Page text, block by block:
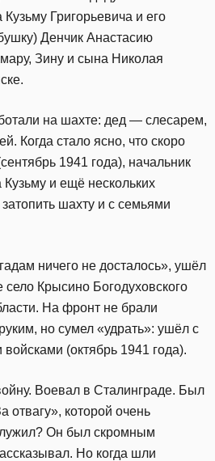
Григорьевича и его
Денчик Анастасию
Зину и сына Николая
на шахте: дед — слесарем,
Когда стало ясно, что скоро
1941 года), начальник
и ещё нескольких
шахту и с семьями
ничего не досталось», ушёл
Крысино Богодуховского
На фронт не брали
но сумел «удрать»: ушёл с
(октябрь 1941 года).
Воевал в Сталинграде. Был
отвагу», которой очень
Он был скромным
Но когда шли